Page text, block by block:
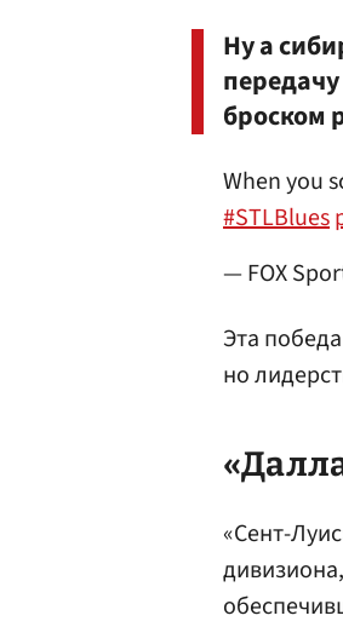
Ну а
передачу
броском
When you
#STLBlues
— FOX
Эта
но
«Сент-